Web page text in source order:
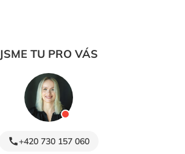
JSME TU PRO VÁS
+420 730 157 060